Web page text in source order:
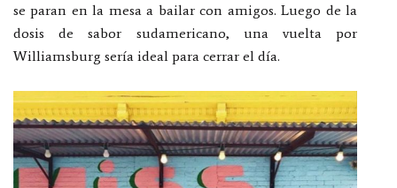
se paran en la mesa a bailar con amigos. Luego de la
dosis de sabor sudamericano, una vuelta por
Williamsburg sería ideal para cerrar el día.